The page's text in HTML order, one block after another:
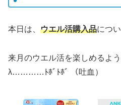
本日は、 ウエル活購入品につ
来月のウエル活を楽しめるよ
λ…………ﾄﾎﾞﾄﾎﾞ （吐血）